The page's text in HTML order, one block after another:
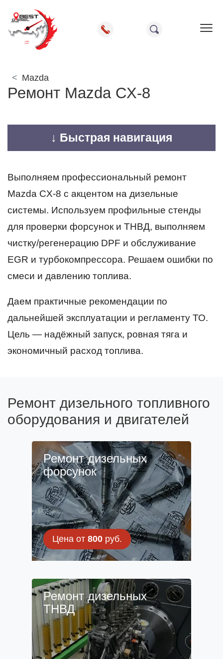
Mazda
Ремонт Mazda CX-8
↓ Быстрая навигация
Выполняем профессиональный ремонт
Mazda CX-8 с акцентом на дизельные
системы. Используем профильные стенды
для проверки форсунок и ТНВД, выполняем
чистку/регенерацию DPF и обслуживание
EGR и турбокомпрессора. Решаем ошибки по
смеси и давлению топлива.
Даем практичные рекомендации по
дальнейшей эксплуатации и регламенту ТО.
Цель — надёжный запуск, ровная тяга и
экономичный расход топлива.
Ремонт дизельного топливного
оборудования и двигателей
Ремонт дизельных
форсунок
Цена от 800руб.
Ремонт дизельных
ТНВД